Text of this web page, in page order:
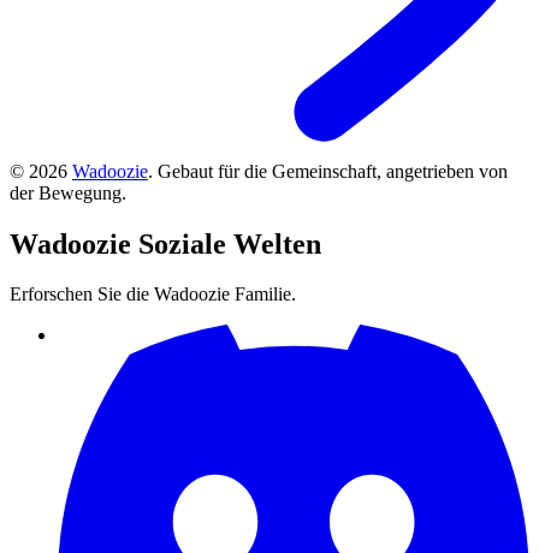
© 2026 Wadoozie. Gebaut für die Gemeinschaft, angetrieben von
der Bewegung.
Wadoozie Soziale Welten
Erforschen Sie die Wadoozie Familie.